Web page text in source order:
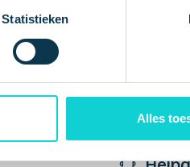
Statistieken
Alles